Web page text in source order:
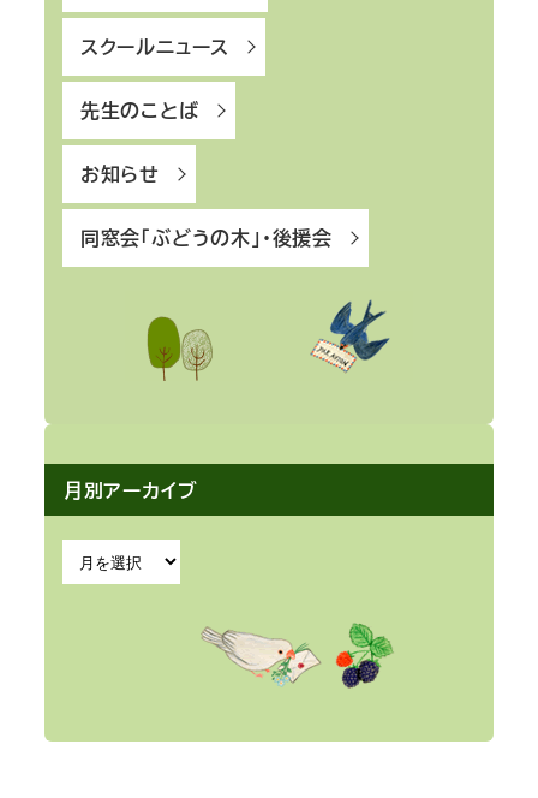
スクールニュース
先生のことば
お知らせ
同窓会「ぶどうの木」・後援会
月別アーカイブ